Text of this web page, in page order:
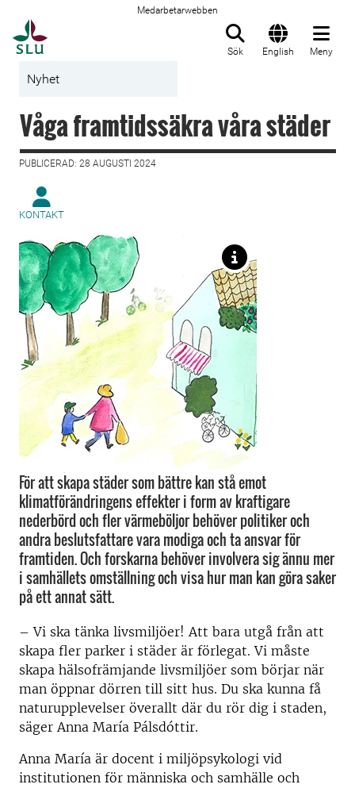
Medarbetarwebben
Sök English Meny
Nyhet
Våga framtidssäkra våra städer
PUBLICERAD: 28 AUGUSTI 2024
KONTAKT
För att skapa städer som bättre kan stå emot
klimatförändringens effekter i form av kraftigare
nederbörd och fler värmeböljor behöver politiker och
andra beslutsfattare vara modiga och ta ansvar för
framtiden. Och forskarna behöver involvera sig ännu mer
i samhällets omställning och visa hur man kan göra saker
på ett annat sätt.
– Vi ska tänka livsmiljöer! Att bara utgå från att
skapa fler parker i städer är förlegat. Vi måste
skapa hälsofrämjande livsmiljöer som börjar när
man öppnar dörren till sitt hus. Du ska kunna få
naturupplevelser överallt där du rör dig i staden,
säger Anna María Pálsdóttir.
Anna María är docent i miljöpsykologi vid
institutionen för människa och samhälle och